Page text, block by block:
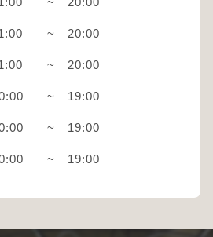
~ 20:00
~ 20:00
~ 19:00
~ 19:00
~ 19:00